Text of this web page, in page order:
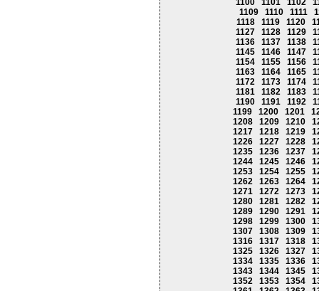
1100
1101 1102
1109
1110 1111
1118
1119 1120
1127
1128 1129
1136
1137 1138
1145
1146 1147
1154
1155 1156
1163
1164 1165
1172
1173 1174
1181
1182 1183
1190
1191 1192
1199
1200 1201
1208
1209 1210
1217
1218 1219
1226
1227 1228
1235
1236 1237
1244
1245 1246
1253
1254 1255
1262
1263 1264
1271
1272 1273
1280
1281 1282
1289
1290 1291
1298
1299 1300
1307
1308 1309
1316
1317 1318
1325
1326 1327
1334
1335 1336
1343
1344 1345
1352
1353 1354